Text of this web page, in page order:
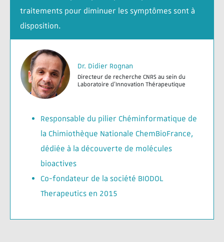
traitements pour diminuer les symptômes sont à
disposition.
Dr. Didier Rognan
Directeur de recherche CNRS au sein du
Laboratoire d'Innovation Thérapeutique
Responsable du pilier Chéminformatique de
la Chimiothèque Nationale ChemBioFrance,
dédiée à la découverte de molécules
bioactives
Co-fondateur de la société BIODOL
Therapeutics en 2015